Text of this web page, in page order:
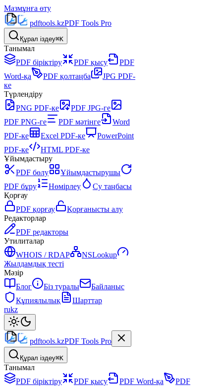
Мазмұнға өту
pdftools.kzPDF Tools Pro
Құрал іздеу⌘K
Танымал
PDF біріктіру
PDF қысу
PDF
Word-қа
PDF қолтаңба
JPG PDF-
ке
Түрлендіру
PNG PDF-ке
PDF JPG-ге
PDF PNG-ге
PDF мәтінге
Word
PDF-ке
Excel PDF-ке
PowerPoint
PDF-ке
HTML PDF-ке
Ұйымдастыру
PDF бөлу
Ұйымдастырушы
PDF бұру
Нөмірлеу
Су таңбасы
Қорғау
PDF қорғау
Қорғанысты алу
Редакторлар
PDF редакторы
Утилиталар
WHOIS / RDAP
NSLookup
Жылдамдық тесті
Мәзір
Блог
Біз туралы
Байланыс
Құпиялылық
Шарттар
rukz
pdftools.kzPDF Tools Pro
Құрал іздеу⌘K
Танымал
PDF біріктіру
PDF қысу PDF Word-қа
PDF